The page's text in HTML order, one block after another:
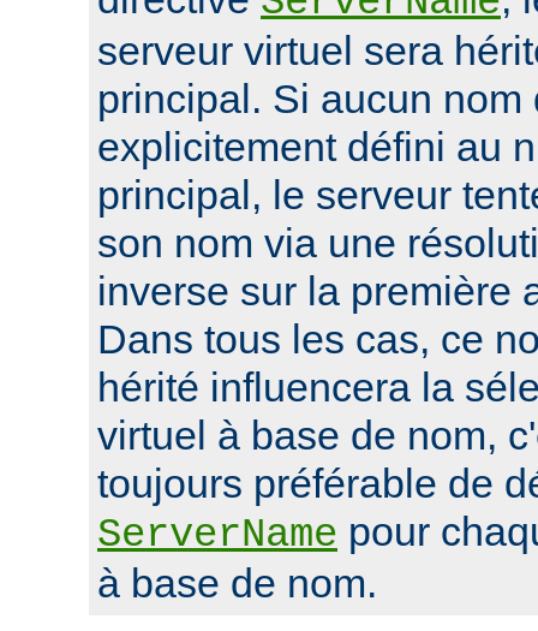
serveur virtuel sera
principal. Si aucun nom
explicitement défini au
principal, le serveur
son nom via une
inverse sur la première
Dans tous les cas, ce
hérité influencera la
virtuel à base de nom,
toujours préférable de
ServerName pour
à base de nom.